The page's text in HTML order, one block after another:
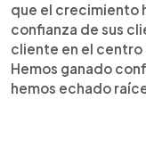
que el crecimiento
confianza de sus
cliente en el centro
Hemos ganado
hemos echado